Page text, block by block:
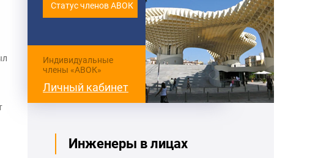
Статус членов АВОК
Индивидуальные
члены «АВОК»
Личный кабинет
Инженеры в лицах